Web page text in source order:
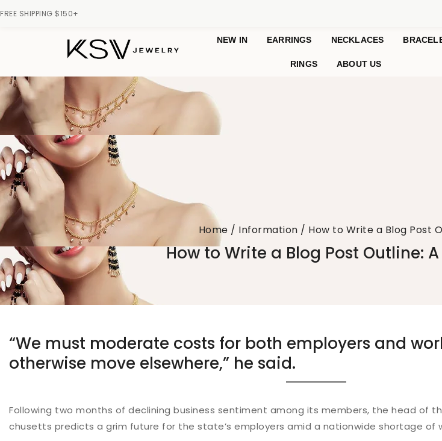
FREE SHIPPING $150+
NEW IN EARRINGS NECKLACES
RINGS ABOUT US
Home / Information / How to Write a Blog Post
How to Write a Blog Post Outline:
“We must moderate costs for both employers and
otherwise move elsewhere,” he said.
Following two months of declining business sentiment among its members, the head of
chusetts predicts a grim future for the state’s employers amid a nationwide shortage of